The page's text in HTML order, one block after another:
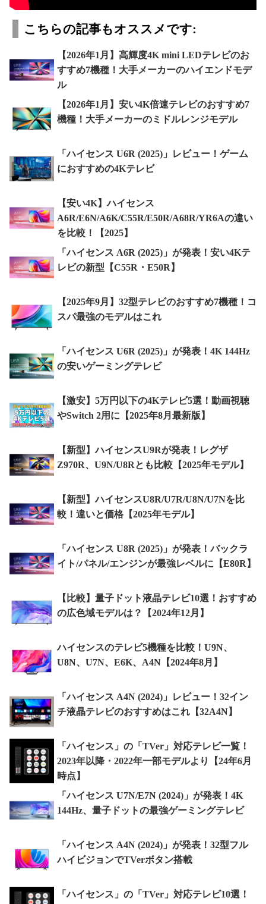
こちらの記事もオススメです:
【2026年1月】高輝度4K mini LEDテレビのお
すすめ7機種！大手メーカーのハイエンドモデ
ル
【2026年1月】安い4K倍速テレビのおすすめ7
機種！大手メーカーのミドルレンジモデル
「ハイセンス U6R (2025)」レビュー！ゲーム
におすすめの4Kテレビ
【安い4K】ハイセンス
A6R/E6N/A6K/C55R/E50R/A68R/YR6Aの違い
を比較！【2025】
「ハイセンス A6R (2025)」が発表！安い4Kテ
レビの新型【C55R・E50R】
【2025年9月】32型テレビのおすすめ7機種！コ
スパ最強のモデルはこれ
「ハイセンス U6R (2025)」が発表！4K 144Hz
の安いゲーミングテレビ
【激安】5万円以下の4Kテレビ5選！動画視聴
やSwitch 2用に【2025年8月最新版】
【新型】ハイセンスU9Rが発表！レグザ
Z970R、U9N/U8Rとも比較【2025年モデル】
【新型】ハイセンスU8R/U7R/U8N/U7Nを比
較！違いと価格【2025年モデル】
「ハイセンス U8R (2025)」が発表！バックラ
イト/パネル/エンジンが最強レベルに【E80R】
【比較】量子ドット液晶テレビ10選！おすすめ
の広色域モデルは？【2024年12月】
ハイセンスのテレビ5機種を比較！U9N、
U8N、U7N、E6K、A4N【2024年8月】
「ハイセンス A4N (2024)」レビュー！32イン
チ液晶テレビのおすすめはこれ【32A4N】
「ハイセンス」の「TVer」対応テレビ一覧！
2023年以降・2022年一部モデルより【24年6月
時点】
「ハイセンス U7N/E7N (2024)」が発表！4K
144Hz、量子ドットの最強ゲーミングテレビ
「ハイセンス A4N (2024)」が発表！32型フル
ハイビジョンでTVerボタン搭載
「ハイセンス」の「TVer」対応テレビ10選！